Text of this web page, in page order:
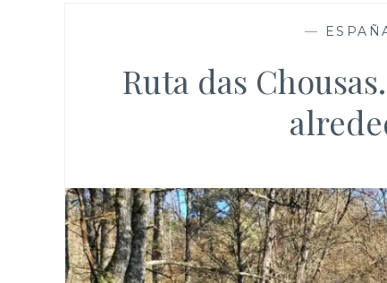
—
Ruta das